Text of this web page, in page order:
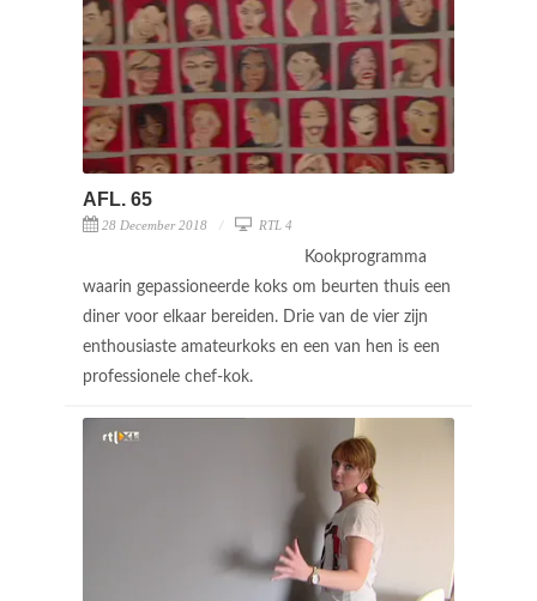
AFL. 65
28 December 2018 RTL 4
Kookprogramma
waarin gepassioneerde koks om beurten thuis een
diner voor elkaar bereiden. Drie van de vier zijn
enthousiaste amateurkoks en een van hen is een
professionele chef-kok.